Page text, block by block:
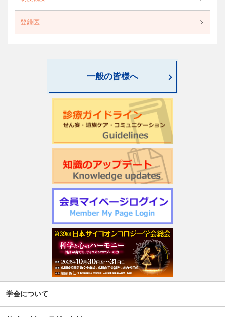
登録医
一般の皆様へ
学会について